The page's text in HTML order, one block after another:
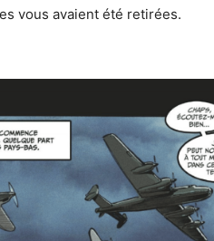
vous avaient été retirées.